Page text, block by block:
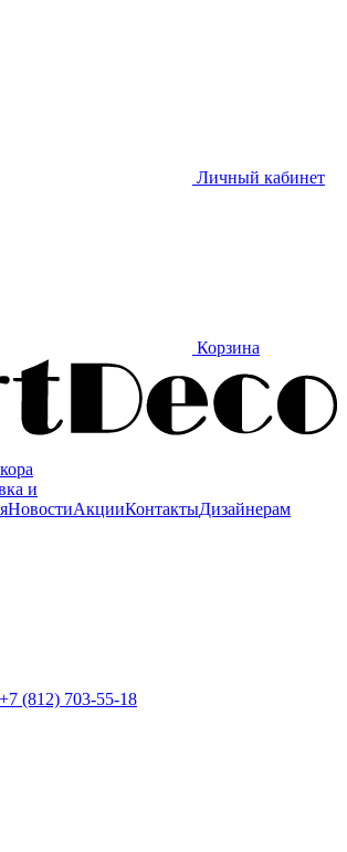
Личный кабинет
Корзина
и
НовостиАкцииКонтактыДизайнерам
+7 (812) 703-55-18